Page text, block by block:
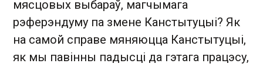
мясцовых выбараў, магчымага
рэферэндуму па змене Канстытуцыі? Як
на самой справе мяняюцца Канстытуцыі,
як мы павінны падысці да гэтага працэсу,